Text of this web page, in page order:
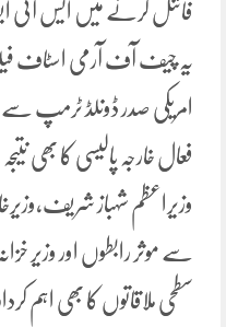
فائنل کرنے میں ایس
یہ چیف آف آرمی اسٹاف
امریکی صدر ڈونلڈ ٹرمپ سے
فعال خارجہ پالیسی کا
وزیراعظم شہباز
سے موثر رابطوں اور وزیر
سطحی ملاقاتوں کا بھی اہم